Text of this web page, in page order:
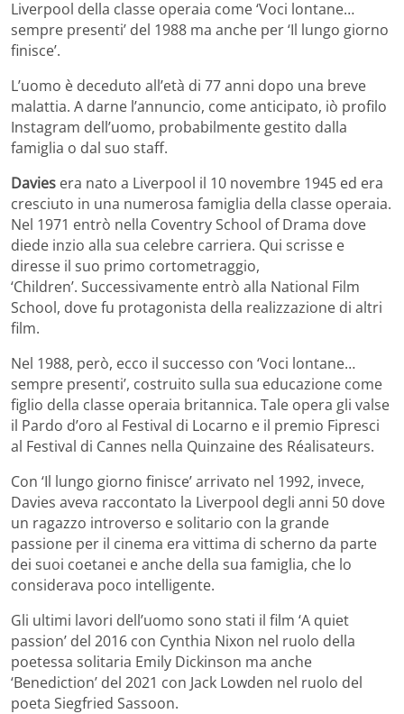
Liverpool della classe operaia come ‘Voci lontane…
sempre presenti’ del 1988 ma anche per ‘Il lungo giorno
finisce’.
L’uomo è deceduto all’età di 77 anni dopo una breve
malattia. A darne l’annuncio, come anticipato, iò profilo
Instagram dell’uomo, probabilmente gestito dalla
famiglia o dal suo staff.
Davies era nato a Liverpool il 10 novembre 1945 ed era
cresciuto in una numerosa famiglia della classe operaia.
Nel 1971 entrò nella Coventry School of Drama dove
diede inzio alla sua celebre carriera. Qui scrisse e
diresse il suo primo cortometraggio,
‘Children’. Successivamente entrò alla National Film
School, dove fu protagonista della realizzazione di altri
film.
Nel 1988, però, ecco il successo con ‘Voci lontane…
sempre presenti’, costruito sulla sua educazione come
figlio della classe operaia britannica. Tale opera gli valse
il Pardo d’oro al Festival di Locarno e il premio Fipresci
al Festival di Cannes nella Quinzaine des Réalisateurs.
Con ‘Il lungo giorno finisce’ arrivato nel 1992, invece,
Davies aveva raccontato la Liverpool degli anni 50 dove
un ragazzo introverso e solitario con la grande
passione per il cinema era vittima di scherno da parte
dei suoi coetanei e anche della sua famiglia, che lo
considerava poco intelligente.
Gli ultimi lavori dell’uomo sono stati il film ‘A quiet
passion’ del 2016 con Cynthia Nixon nel ruolo della
poetessa solitaria Emily Dickinson ma anche
‘Benediction’ del 2021 con Jack Lowden nel ruolo del
poeta Siegfried Sassoon.